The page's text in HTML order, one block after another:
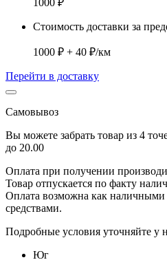
Стоимость доставки за
1000 ₽ + 40 ₽/км
Перейти в доставку
Самовывоз
Вы можете забрать товар из 4
до 20.00
Оплата при получении
Товар отпускается по факту
Оплата возможна как
средствами.
Подробные условия уточняйте у
Юг